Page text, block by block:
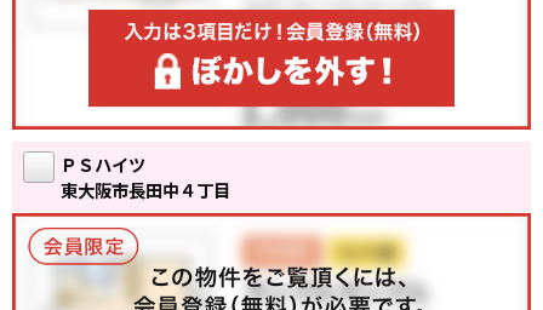
ＰＳハイツ
東大阪市長田中４丁目